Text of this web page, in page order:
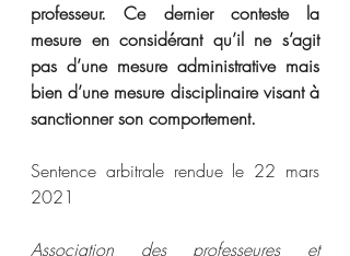
professeur. Ce dernier conteste la
mesure en considérant qu’il ne s’agit
pas d’une mesure administrative mais
bien d’une mesure disciplinaire visant à
sanctionner son comportement.
Sentence arbitrale rendue le 22 mars
2021
Association des professeures et